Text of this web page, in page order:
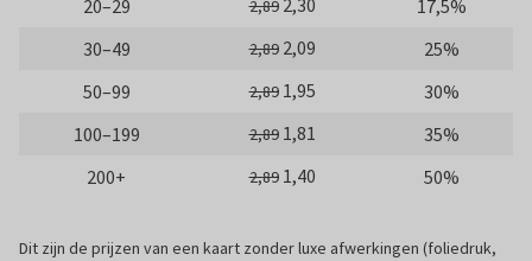
20–29
2,89 2,30
17,5%
30–49
2,89 2,09
25%
50–99
2,89 1,95
30%
100–199
2,89 1,81
35%
200+
2,89 1,40 50%
Dit zijn de prijzen van een kaart zonder luxe afwerkingen (foliedruk,